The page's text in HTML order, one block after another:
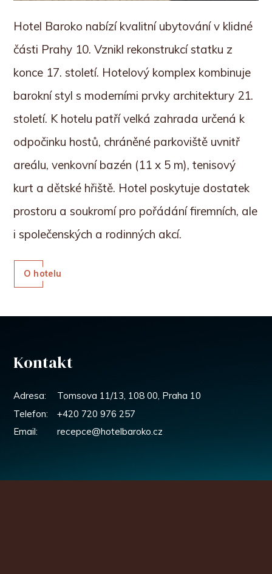
Hotel Baroko nabízí kvalitní ubytování v klidné
části Prahy 10. Vznikl rekonstrukcí statku z
konce 17. století. Hotelový komplex kombinuje
barokní styl s moderními prvky architektury 21.
století. K hotelu patří velká zahrada určená k
odpočinku hostů, chráněné parkoviště uvnitř
areálu, venkovní bazén (11 x 5 m), tenisový
kurt a dětské hřiště. Hotel poskytuje dostatek
prostoru a soukromí pro pořádání firemních, ale
i společenských a rodinných akcí.
O hotelu
Kontakt
Adresa:
Tomsova 11/13, 108 00, Praha 10
Telefon:
+420 720 976 257
Email:
recepce@hotelbaroko.cz